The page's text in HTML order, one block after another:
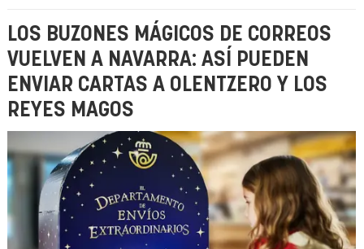
LOS BUZONES MÁGICOS DE CORREOS
VUELVEN A NAVARRA: ASÍ PUEDEN
ENVIAR CARTAS A OLENTZERO Y LOS
REYES MAGOS